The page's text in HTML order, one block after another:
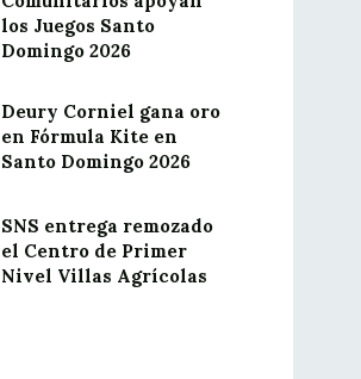
los Juegos Santo
Domingo 2026
Deury Corniel gana oro
en Fórmula Kite en
Santo Domingo 2026
SNS entrega remozado
el Centro de Primer
Nivel Villas Agrícolas